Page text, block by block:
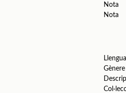
Nota
Nota
Gènere